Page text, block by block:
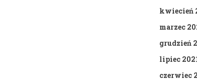
kwiecień
marzec
grudzień
lipiec
czerwiec